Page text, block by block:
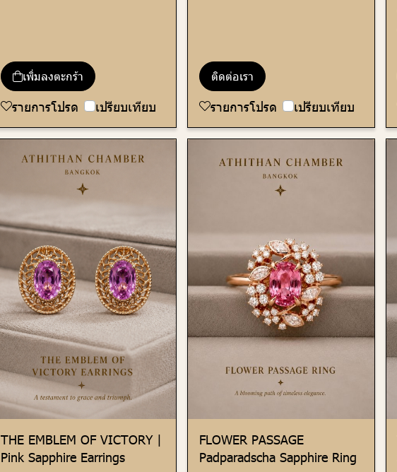
เพิ่มลงตะกร้า
รายการโปรด เปรียบเทียบ
ติดต่อเรา
รายการโปรด เปรียบเทียบ
THE EMBLEM OF VICTORY |
Pink Sapphire Earrings
FLOWER PASSAGE
Padparadscha Sapphire Ring